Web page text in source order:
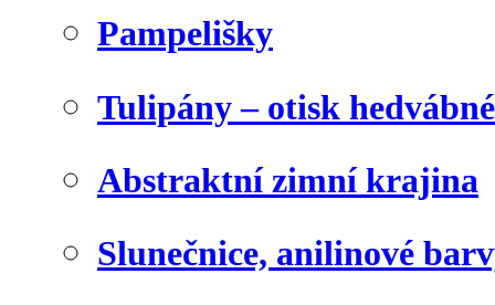
Pampelišky
Tulipány – otisk
Abstraktní zimní krajina
Slunečnice, anilinové